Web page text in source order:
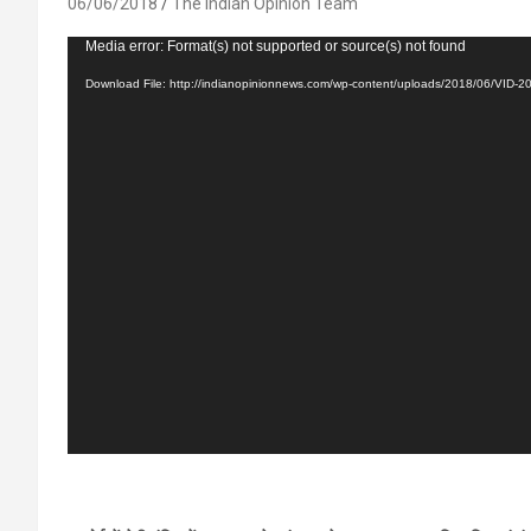
Video
Media error: Format(s) not supported or source(s) not found
Download File: http://indianopinionnews.com/wp-content/uploads/2018/06/VID-